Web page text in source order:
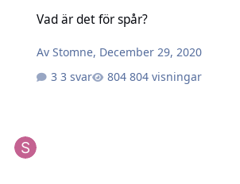
Vad är det för spår?
AvStomne, December 29, 2020
3 svar
804 visningar